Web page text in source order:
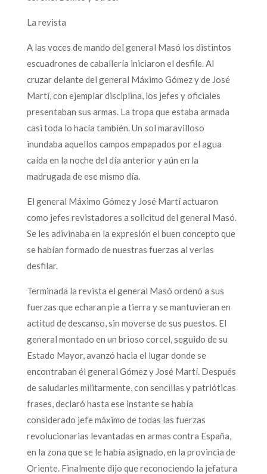
La revista
A las voces de mando del general Masó los distintos
escuadrones de caballería iniciaron el desfile. Al
cruzar delante del general Máximo Gómez y de José
Martí, con ejemplar disciplina, los jefes y oficiales
presentaban sus armas. La tropa que estaba armada
casi toda lo hacía también. Un sol maravilloso
inundaba aquellos campos empapados por el agua
caída en la noche del día anterior y aún en la
madrugada de ese mismo día.
El general Máximo Gómez y José Martí actuaron
como jefes revistadores a solicitud del general Masó.
Se les adivinaba en la expresión el buen concepto que
se habían formado de nuestras fuerzas al verlas
desfilar.
Terminada la revista el general Masó ordenó a sus
fuerzas que echaran pie a tierra y se mantuvieran en
actitud de descanso, sin moverse de sus puestos. El
general montado en un brioso corcel, seguido de su
Estado Mayor, avanzó hacia el lugar donde se
encontraban él general Gómez y José Martí. Después
de saludarles militarmente, con sencillas y patrióticas
frases, declaró hasta ese instante se había
considerado jefe máximo de todas las fuerzas
revolucionarias levantadas en armas contra España,
en la zona que se le había asignado, en la provincia de
Oriente. Finalmente dijo que reconociendo la jefatura